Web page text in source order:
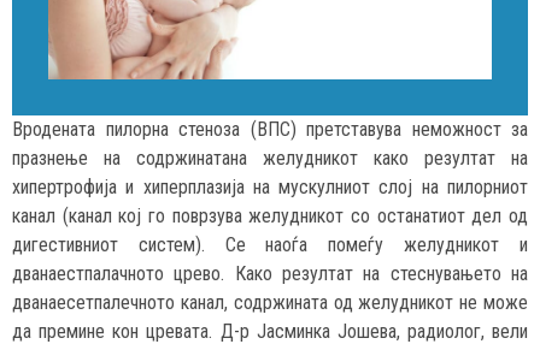
Вродената пилорна стеноза (ВПС) претставува неможност за
празнење на содржинатана желудникот како резултат на
хипертрофија и хиперплазија на мускулниот слој на пилорниот
канал (канал кој го поврзува желудникот со останатиот дел од
дигестивниот систем). Се наоѓа помеѓу желудникот и
дванаестпалачното црево. Како резултат на стеснувањето на
дванаесетпалечното канал, содржината од желудникот не може
да премине кон цревата. Д-р Јасминка Јошева, радиолог, вели